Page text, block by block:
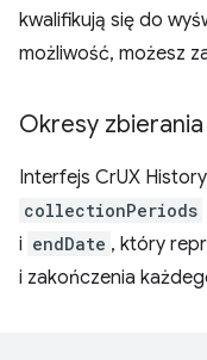
kwalifikują się do
możliwość, możesz
Okresy
Interfejs CrUX
collectionPeriods
i endDate , który
i zakończenia